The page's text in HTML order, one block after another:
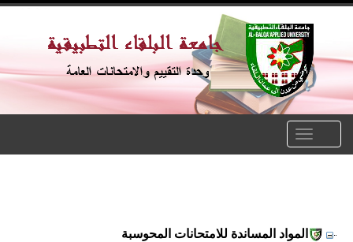
المواد المساندة للامتحانات المحوسبة